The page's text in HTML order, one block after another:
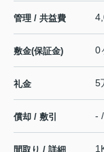
管理 / 共益費
敷金(保証金) 0
礼金 5
償却 / 敷引 -
間取り / 詳細